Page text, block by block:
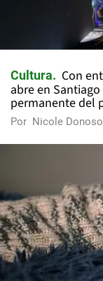
Cultura
Con
abre en
permanente del
Por Nicole Donoso